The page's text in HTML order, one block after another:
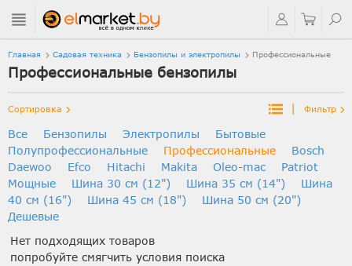
Главная Садовая техника Бензопилы и электропилы Профессиональные
Профессиональные бензопилы
Сортировка | Фильтр
Все Бензопилы Электропилы
Бытовые
Полупрофессиональные
Профессиональные
Bosch
Daewoo
Efco Hitachi Makita Oleo-mac
Patriot
Мощные
Шина 30 см (12") Шина 35 см (14")
Шина
40 см (16")
Шина 45 см (18")
Шина 50 см (20")
Дешевые
Нет подходящих товаров
попробуйте смягчить условия поиска